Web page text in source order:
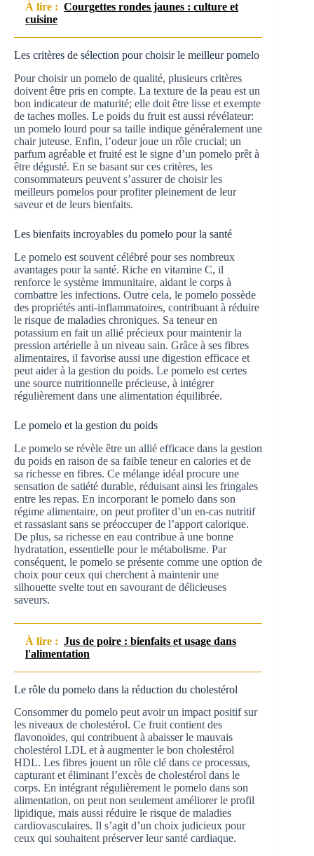
À lire : Courgettes rondes jaunes : culture et
cuisine
Les critères de sélection pour choisir le meilleur pomelo
Pour choisir un pomelo de qualité, plusieurs critères
doivent être pris en compte. La texture de la peau est un
bon indicateur de maturité; elle doit être lisse et exempte
de taches molles. Le poids du fruit est aussi révélateur:
un pomelo lourd pour sa taille indique généralement une
chair juteuse. Enfin, l’odeur joue un rôle crucial; un
parfum agréable et fruité est le signe d’un pomelo prêt à
être dégusté. En se basant sur ces critères, les
consommateurs peuvent s’assurer de choisir les
meilleurs pomelos pour profiter pleinement de leur
saveur et de leurs bienfaits.
Les bienfaits incroyables du pomelo pour la santé
Le pomelo est souvent célébré pour ses nombreux
avantages pour la santé. Riche en vitamine C, il
renforce le système immunitaire, aidant le corps à
combattre les infections. Outre cela, le pomelo possède
des propriétés anti-inflammatoires, contribuant à réduire
le risque de maladies chroniques. Sa teneur en
potassium en fait un allié précieux pour maintenir la
pression artérielle à un niveau sain. Grâce à ses fibres
alimentaires, il favorise aussi une digestion efficace et
peut aider à la gestion du poids. Le pomelo est certes
une source nutritionnelle précieuse, à intégrer
régulièrement dans une alimentation équilibrée.
Le pomelo et la gestion du poids
Le pomelo se révèle être un allié efficace dans la gestion
du poids en raison de sa faible teneur en calories et de
sa richesse en fibres. Ce mélange idéal procure une
sensation de satiété durable, réduisant ainsi les fringales
entre les repas. En incorporant le pomelo dans son
régime alimentaire, on peut profiter d’un en-cas nutritif
et rassasiant sans se préoccuper de l’apport calorique.
De plus, sa richesse en eau contribue à une bonne
hydratation, essentielle pour le métabolisme. Par
conséquent, le pomelo se présente comme une option de
choix pour ceux qui cherchent à maintenir une
silhouette svelte tout en savourant de délicieuses
saveurs.
À lire : Jus de poire : bienfaits et usage dans
l'alimentation
Le rôle du pomelo dans la réduction du cholestérol
Consommer du pomelo peut avoir un impact positif sur
les niveaux de cholestérol. Ce fruit contient des
flavonoïdes, qui contribuent à abaisser le mauvais
cholestérol LDL et à augmenter le bon cholestérol
HDL. Les fibres jouent un rôle clé dans ce processus,
capturant et éliminant l’excès de cholestérol dans le
corps. En intégrant régulièrement le pomelo dans son
alimentation, on peut non seulement améliorer le profil
lipidique, mais aussi réduire le risque de maladies
cardiovasculaires. Il s’agit d’un choix judicieux pour
ceux qui souhaitent préserver leur santé cardiaque.